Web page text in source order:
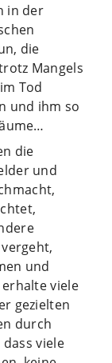
in der
die
Mangels
Tod
und ihm so
die
und
und
viele
gezielten
durch
viele